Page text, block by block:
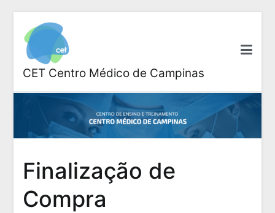
para
conteúdo
CET Centro Médico de Campinas
Finalização de
Compra